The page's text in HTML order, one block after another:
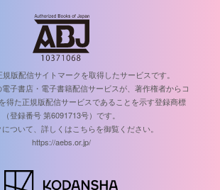
版配信サイトマークを取得したサービスです。
子書店・電子書籍配信サービスが、著作権者からコ
得た正規版配信サービスであることを示す登録商標
（登録番号 第6091713号）です。
ついて、詳しくはこちらを御覧ください。
https://aebs.or.jp/